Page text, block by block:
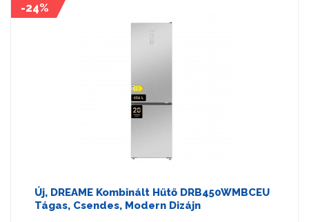
-24%
Új, DREAME Kombinált Hűtő DRB450WMBCEU
Tágas, Csendes, Modern Dizájn